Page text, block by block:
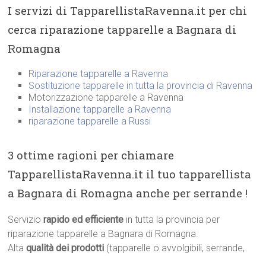
I servizi di TapparellistaRavenna.it per chi
cerca riparazione tapparelle a Bagnara di
Romagna
Riparazione tapparelle a Ravenna
Sostituzione tapparelle in tutta la provincia di Ravenna
Motorizzazione tapparelle a Ravenna
Installazione tapparelle a Ravenna
riparazione tapparelle a Russi
3 ottime ragioni per chiamare
TapparellistaRavenna.it il tuo tapparellista
a Bagnara di Romagna anche per serrande !
Serviziorapido ed efficiente in tutta la provincia per
riparazione tapparelle a Bagnara di Romagna.
Altaqualità dei prodotti (tapparelle o avvolgibili, serrande,